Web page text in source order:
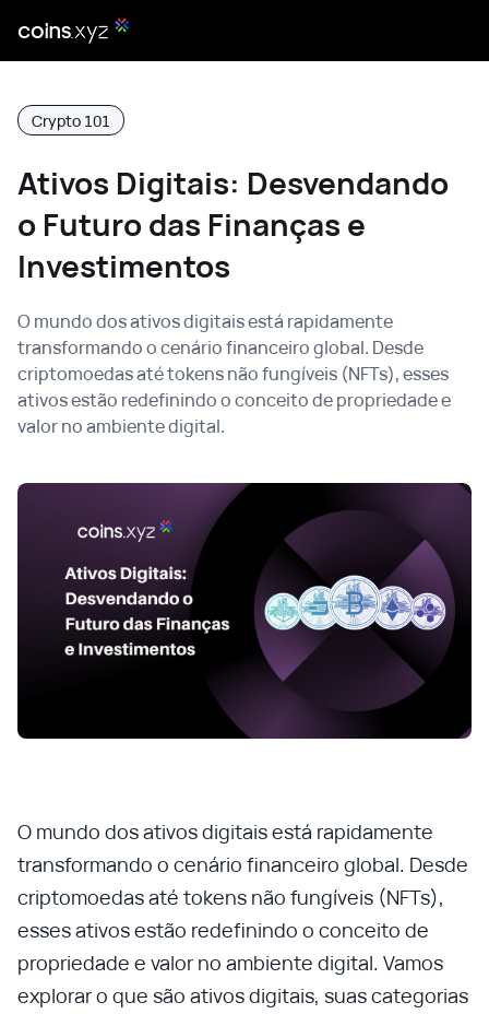
Crypto 101
Ativos Digitais: Desvendando
o Futuro das Finanças e
Investimentos
O mundo dos ativos digitais está rapidamente
transformando o cenário financeiro global. Desde
criptomoedas até tokens não fungíveis (NFTs), esses
ativos estão redefinindo o conceito de propriedade e
valor no ambiente digital.
O mundo dos ativos digitais está rapidamente
transformando o cenário financeiro global. Desde
criptomoedas até tokens não fungíveis (NFTs),
esses ativos estão redefinindo o conceito de
propriedade e valor no ambiente digital. Vamos
explorar o que são ativos digitais, suas categorias